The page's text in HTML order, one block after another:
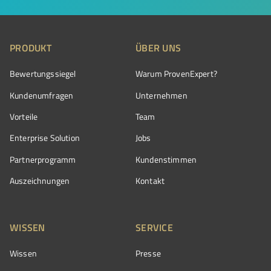
PRODUKT
Bewertungssiegel
Kundenumfragen
Vorteile
Enterprise Solution
Partnerprogramm
Auszeichnungen
ÜBER UNS
Warum ProvenExpert?
Unternehmen
Team
Jobs
Kundenstimmen
Kontakt
WISSEN
Wissen
SERVICE
Presse